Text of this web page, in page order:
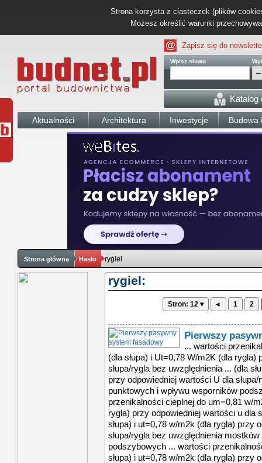
Strona korzysta z ciasteczek (plików
Możesz określić warunki
Zapisz się do
Wpisz słowo
Katalog
Aktualności Architektura Inwestycje Budowa
Strona główna Hasło rygiel
rygiel:
Stron: 12 ▾ ◂ 1 2
Pierwszy
... wartości
(dla słupa) i Ut=0,78 W/m2K (dla
słupa/rygla bez uwzględnienia ... (dla
przy odpowiedniej wartości U dla
punktowych i wpływu wsporników
przenikalności cieplnej do um=0,81 w/
rygla) przy odpowiedniej wartości u dla
słupa) i ut=0,78 w/m2k (dla rygla) przy
słupa/rygla bez uwzględnienia
podszybowych ... wartości
słupa) i ut=0,78 w/m2k (dla rygla) przy